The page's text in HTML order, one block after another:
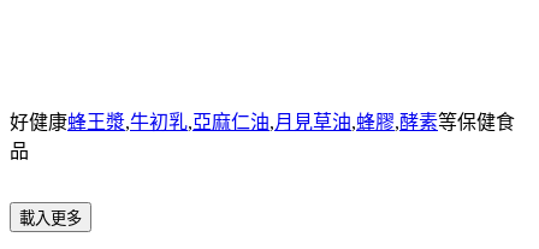
好健康蜂王漿,牛初乳,亞麻仁油,月見草油,蜂膠,酵素等保健食
品
載入更多